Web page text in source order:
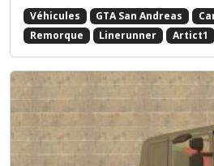
Véhicules GTA San Andreas
Remorque
Linerunner Artict1